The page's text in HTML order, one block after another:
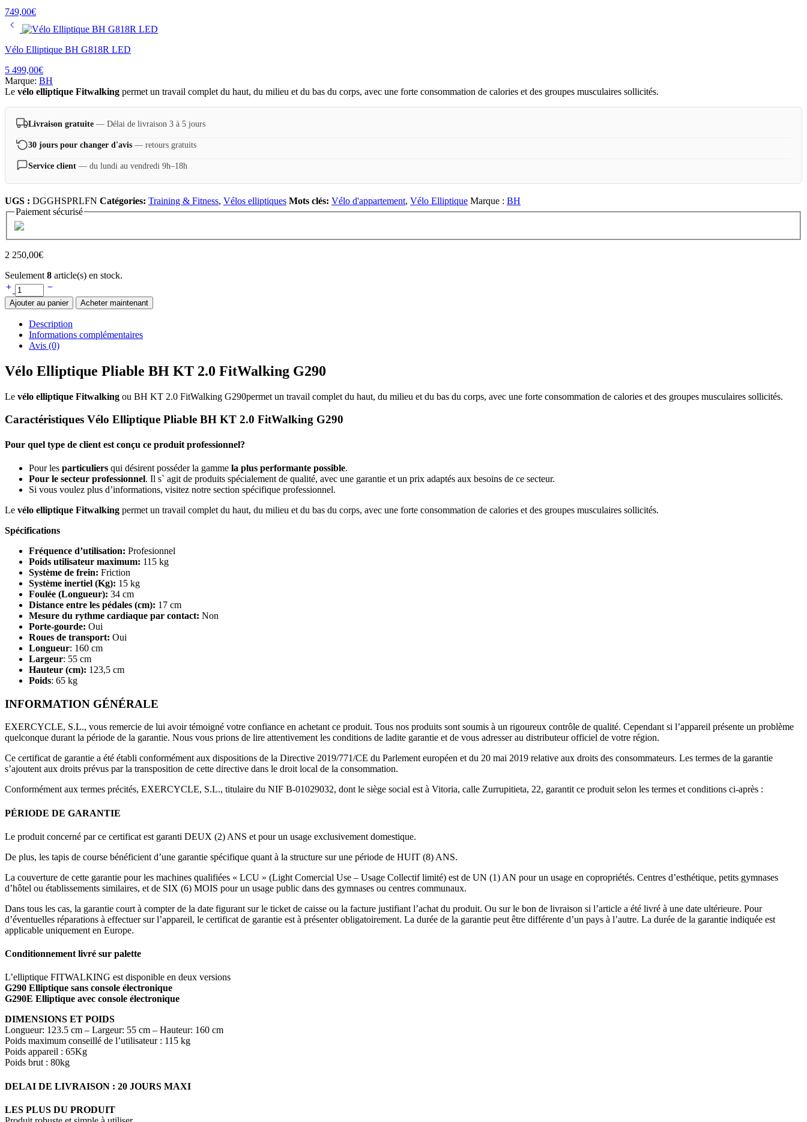
749,00€
Vélo Elliptique BH G818R LED
5 499,00€
Marque: BH
Le vélo elliptique Fitwalking permet un travail complet du haut, du milieu et du bas du corps, avec une forte consommation de calories et des groupes musculaires sollicités.
Livraison gratuite — Délai de livraison 3 à 5 jours
30 jours pour changer d'avis — retours gratuits
Service client — du lundi au vendredi 9h–18h
UGS : DGGHSPRLFN Catégories: Training & Fitness, Vélos elliptiques Mots clés: Vélo d'appartement, Vélo Elliptique Marque : BH
Paiement sécurisé
2 250,00€
Seulement 8 article(s) en stock.
Ajouter au panier Acheter maintenant
Description
Informations complémentaires
Avis (0)
Vélo Elliptique Pliable BH KT 2.0 FitWalking G290
Le vélo elliptique Fitwalking ou BH KT 2.0 FitWalking G290permet un travail complet du haut, du milieu et du bas du corps, avec une forte consommation de calories et des groupes musculaires sollicités.
Caractéristiques Vélo Elliptique Pliable BH KT 2.0 FitWalking G290
Pour quel type de client est conçu ce produit professionnel?
Pour les particuliers qui désirent posséder la gamme la plus performante possible.
Pour le secteur professionnel. Il s` agit de produits spécialement de qualité, avec une garantie et un prix adaptés aux besoins de ce secteur.
Si vous voulez plus d’informations, visitez notre section spécifique professionnel.
Le vélo elliptique Fitwalking permet un travail complet du haut, du milieu et du bas du corps, avec une forte consommation de calories et des groupes musculaires sollicités.
Spécifications
Fréquence d’utilisation: Profesionnel
Poids utilisateur maximum: 115 kg
Système de frein: Friction
Système inertiel (Kg): 15 kg
Foulée (Longueur): 34 cm
Distance entre les pédales (cm): 17 cm
Mesure du rythme cardiaque par contact: Non
Porte-gourde: Oui
Roues de transport: Oui
Longueur: 160 cm
Largeur: 55 cm
Hauteur (cm): 123,5 cm
Poids: 65 kg
INFORMATION GÉNÉRALE
EXERCYCLE, S.L., vous remercie de lui avoir témoigné votre confiance en achetant ce produit. Tous nos produits sont soumis à un rigoureux contrôle de qualité. Cependant si l’appareil présente un problème
quelconque durant la période de la garantie. Nous vous prions de lire attentivement les conditions de ladite garantie et de vous adresser au distributeur officiel de votre région.
Ce certificat de garantie a été établi conformément aux dispositions de la Directive 2019/771/CE du Parlement européen et du 20 mai 2019 relative aux droits des consommateurs. Les termes de la garantie
s’ajoutent aux droits prévus par la transposition de cette directive dans le droit local de la consommation.
Conformément aux termes précités, EXERCYCLE, S.L., titulaire du NIF B-01029032, dont le siège social est à Vitoria, calle Zurrupitieta, 22, garantit ce produit selon les termes et conditions ci-après :
PÉRIODE DE GARANTIE
Le produit concerné par ce certificat est garanti DEUX (2) ANS et pour un usage exclusivement domestique.
De plus, les tapis de course bénéficient d’une garantie spécifique quant à la structure sur une période de HUIT (8) ANS.
La couverture de cette garantie pour les machines qualifiées « LCU » (Light Comercial Use – Usage Collectif limité) est de UN (1) AN pour un usage en copropriétés. Centres d’esthétique, petits gymnases
d’hôtel ou établissements similaires, et de SIX (6) MOIS pour un usage public dans des gymnases ou centres communaux.
Dans tous les cas, la garantie court à compter de la date figurant sur le ticket de caisse ou la facture justifiant l’achat du produit. Ou sur le bon de livraison si l’article a été livré à une date ultérieure. Pour
d’éventuelles réparations à effectuer sur l’appareil, le certificat de garantie est à présenter obligatoirement. La durée de la garantie peut être différente d’un pays à l’autre. La durée de la garantie indiquée est
applicable uniquement en Europe.
Conditionnement livré sur palette
L’elliptique FITWALKING est disponible en deux versions
G290 Elliptique sans console électronique
G290E Elliptique avec console électronique
DIMENSIONS ET POIDS
Longueur: 123.5 cm – Largeur: 55 cm – Hauteur: 160 cm
Poids maximum conseillé de l’utilisateur : 115 kg
Poids appareil : 65Kg
Poids brut : 80kg
DELAI DE LIVRAISON : 20 JOURS MAXI
LES PLUS DU PRODUIT